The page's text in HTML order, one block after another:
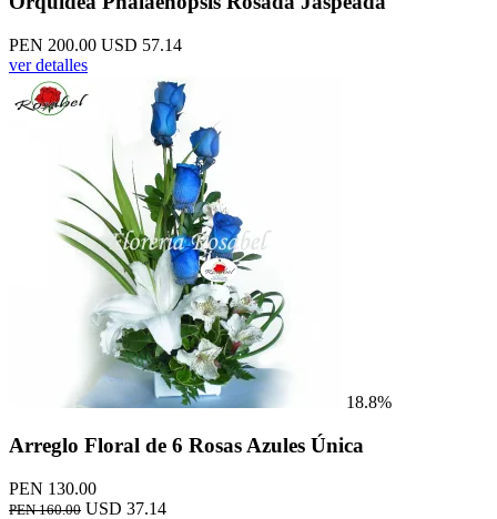
PEN 200.00 USD 57.14
ver detalles
18.8%
Arreglo Floral de 6 Rosas Azules Única
PEN 130.00
PEN 160.00 USD 37.14